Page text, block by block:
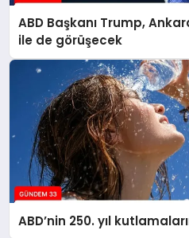
ABD Başkanı Trump,
ile de görüşecek
ABD’nin 250. yıl